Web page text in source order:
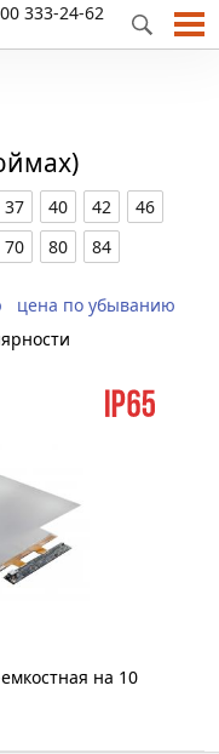
333-24-62
37 40 42
46
70 80 84
цена по убыванию
на 10